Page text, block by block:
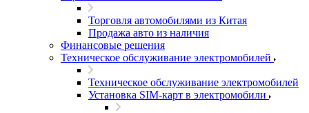
Торговля автомобилями из Китая
Продажа авто из наличия
Финансовые решения
Техническое обслуживание электромобилей
Техническое обслуживание электромобилей
Установка SIM-карт в электромобили